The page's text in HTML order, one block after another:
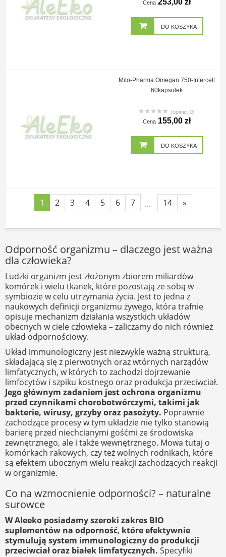
Cena 253,00 zł
DO KOSZYKA
Mito-Pharma Omegan 750-Intercell
60kapsułek
(opinie: 0)
Cena 155,00 zł
DO KOSZYKA
1 2 3 4 5 6 7 ... 14 »
Odporność organizmu – dlaczego jest ważna
dla człowieka?
Ludzki organizm jest złożonym zbiorem miliardów
komórek i wielu tkanek, które pozostają ze sobą w
symbiozie w celu utrzymania życia. Jest to jedna z
naukowych definicji organizmu żywego, która trafnie
opisuje mechanizm działania wszystkich układów
obecnych w ciele człowieka – zaliczamy do nich również
układ odpornościowy.
Układ immunologiczny jest niezwykle ważną strukturą,
składającą się z pierwotnych oraz wtórnych narządów
limfatycznych, w których to zachodzi dojrzewanie
limfocytów i szpiku kostnego oraz produkcja przeciwciał.
Jego głównym zadaniem jest ochrona organizmu
przed czynnikami chorobotwórczymi, takimi jak
bakterie, wirusy, grzyby oraz pasożyty. Poprawnie
zachodzące procesy w tym układzie nie tylko stanowią
barierę przed niechcianymi gośćmi ze środowiska
zewnętrznego, ale i także wewnętrznego. Mowa tutaj o
komórkach rakowych, czy też wolnych rodnikach, które
są efektem ubocznym wielu reakcji zachodzących reakcji
w organizmie.
Co na wzmocnienie odporności? – naturalne
surowce
W Aleeko posiadamy szeroki zakres BIO
suplementów na odporność, które efektywnie
stymulują system immunologiczny do produkcji
przeciwciałoraz białek limfatycznych. Specyfiki